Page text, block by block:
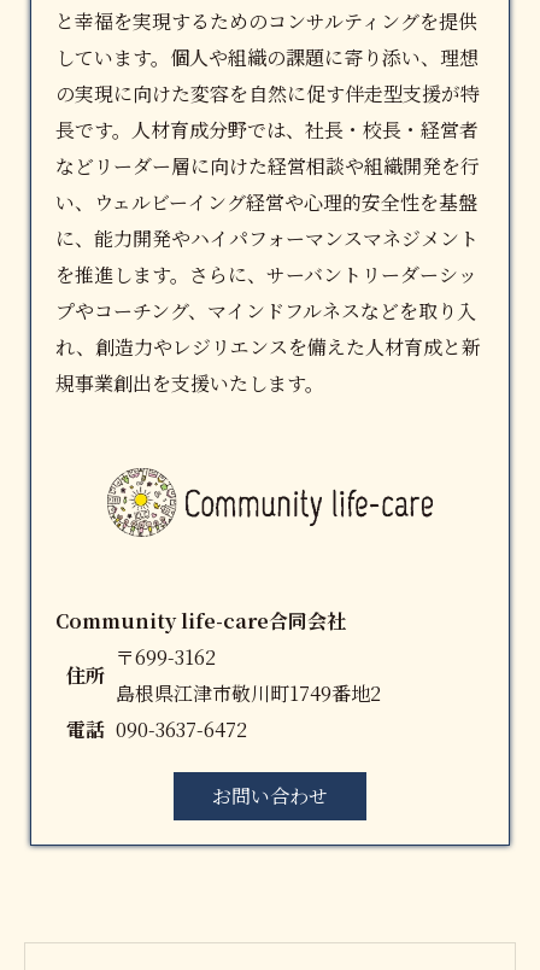
と幸福を実現するためのコンサルティングを提供
しています。個人や組織の課題に寄り添い、理想
の実現に向けた変容を自然に促す伴走型支援が特
長です。 人材育成分野では、社長・校長・経営者
などリーダー層に向けた経営相談や組織開発を行
い、ウェルビーイング経営や心理的安全性を基盤
に、能力開発やハイパフォーマンスマネジメント
を推進します。さらに、サーバントリーダーシッ
プやコーチング、マインドフルネスなどを取り入
れ、創造力やレジリエンスを備えた人材育成と新
規事業創出を支援いたします。
Community life-care合同会社
住所
〒699-3162
島根県江津市敬川町1749番地2
電話 090-3637-6472
お問い合わせ